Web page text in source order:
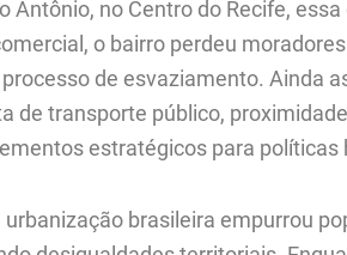
Antônio, no Centro do Recife,
o bairro perdeu
de esvaziamento. Ainda
de transporte público,
estratégicos para políticas
brasileira empurrou